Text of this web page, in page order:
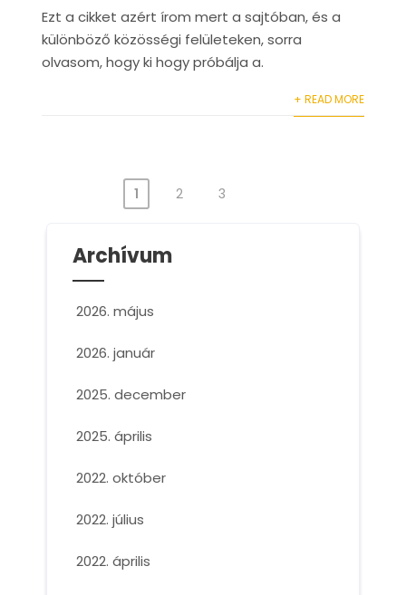
Ezt a cikket azért írom mert a sajtóban, és a
különböző közösségi felületeken, sorra
olvasom, hogy ki hogy próbálja a.
+ READ MORE
Bejegyzések
lapozása
1 2 3
Archívum
2026. május
2026. január
2025. december
2025. április
2022. október
2022. július
2022. április